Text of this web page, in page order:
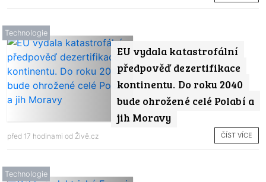
EU vydala katastrofální
předpověď dezertifikace
kontinentu. Do roku 2040
bude ohrožené celé Polabí a
jih Moravy
Technologie
před 17 hodinami od Živě.cz ČÍST VÍCE
Technologie